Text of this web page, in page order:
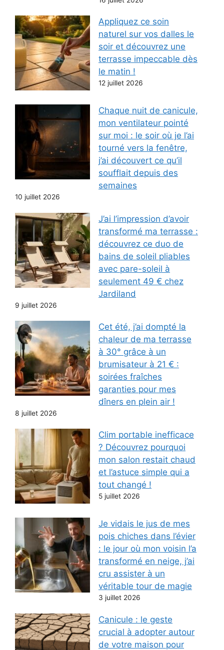
Appliquez ce soin
naturel sur vos dalles le
soir et découvrez une
terrasse impeccable dès
le matin !
12 juillet 2026
Chaque nuit de canicule,
mon ventilateur pointé
sur moi : le soir où je l’ai
tourné vers la fenêtre,
j’ai découvert ce qu’il
soufflait depuis des
semaines
10 juillet 2026
J’ai l’impression d’avoir
transformé ma terrasse :
découvrez ce duo de
bains de soleil pliables
avec pare-soleil à
seulement 49 € chez
Jardiland
9 juillet 2026
Cet été, j’ai dompté la
chaleur de ma terrasse
à 30° grâce à un
brumisateur à 21 € :
soirées fraîches
garanties pour mes
dîners en plein air !
8 juillet 2026
Clim portable inefficace
? Découvrez pourquoi
mon salon restait chaud
et l’astuce simple qui a
tout changé !
5 juillet 2026
Je vidais le jus de mes
pois chiches dans l’évier
: le jour où mon voisin l’a
transformé en neige, j’ai
cru assister à un
véritable tour de magie
3 juillet 2026
Canicule : le geste
crucial à adopter autour
de votre maison pour